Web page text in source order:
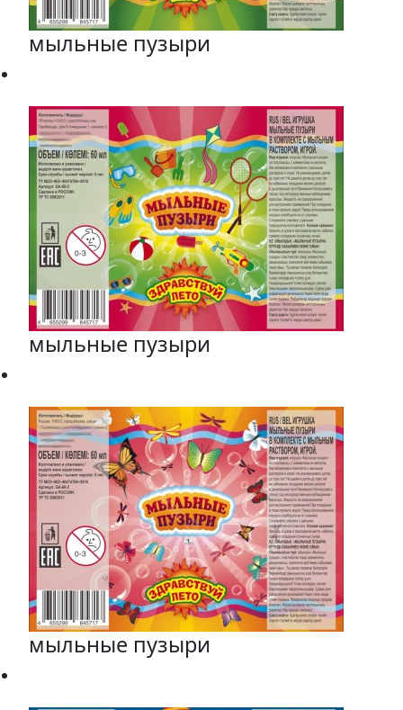
мыльные пузыри
мыльные пузыри
мыльные пузыри